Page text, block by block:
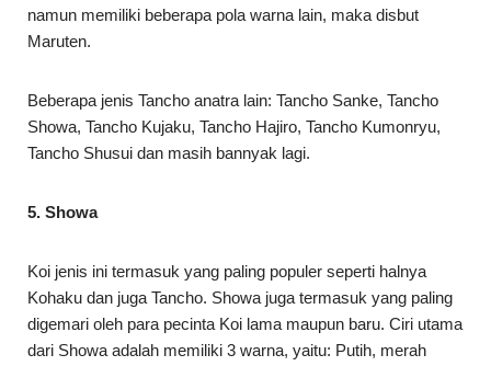
namun memiliki beberapa pola warna lain, maka disbut
Maruten.
Beberapa jenis Tancho anatra lain: Tancho Sanke, Tancho
Showa, Tancho Kujaku, Tancho Hajiro, Tancho Kumonryu,
Tancho Shusui dan masih bannyak lagi.
5. Showa
Koi jenis ini termasuk yang paling populer seperti halnya
Kohaku dan juga Tancho. Showa juga termasuk yang paling
digemari oleh para pecinta Koi lama maupun baru. Ciri utama
dari Showa adalah memiliki 3 warna, yaitu: Putih, merah